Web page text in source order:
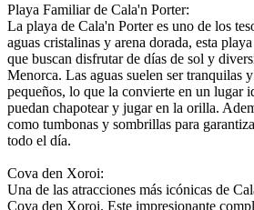
Playa Familiar de Cala'n Porter:
La playa de Cala'n Porter es uno de los
aguas cristalinas y arena dorada, esta
que buscan disfrutar de días de sol y
Menorca. Las aguas suelen ser tranquilas
pequeños, lo que la convierte en un lugar
puedan chapotear y jugar en la orilla.
como tumbonas y sombrillas para
todo el día.
Cova den Xoroi:
Una de las atracciones más icónicas de
Cova den Xoroi. Este impresionante